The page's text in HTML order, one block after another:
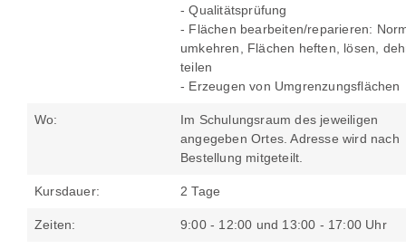
- Qualitätsprüfung
- Flächen bearbeiten/reparieren:
umkehren, Flächen heften, lösen,
teilen
- Erzeugen von Umgrenzungsflächen
Wo:
Im Schulungsraum des jeweiligen
angegeben Ortes. Adresse wird nach
Bestellung mitgeteilt.
Kursdauer: 2 Tage
Zeiten: 9:00 - 12:00 und 13:00 - 17:00 Uhr